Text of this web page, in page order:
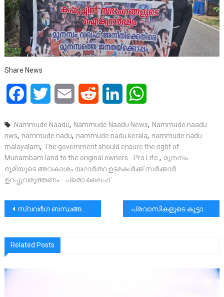
Share News
FacebookTwitter Email Reddit LinkedIn
Nammude Naadu, Nammude Naadu News, Nammude naadu
nws, nammude nadu, nammude nadu kerala, nammude nadu
malayalam, The government should ensure the right of
Munambam land to the original owners.- Pro Life., മുനമ്പം
ഭൂമിയുടെ അവകാശം യഥാർത്ഥ ഉടമകൾക്ക് സർക്കാർ
ഉറപ്പുവരുത്തണം.- പ്രൊ ലൈഫ്.
പോസ്റ്റുകളിലൂടെ
സ്വവർഗ ബന്ധങ്ങളെ പ്രോത്സാഹിപ്പിക്കുന്ന വിധിയ്ക്കെതിരെ ഒരുമിച്ച് കൂടിയത് 11 ലക്ഷം കൊറിയൻ ക്രൈസ്തവര്‍ പ്രവാസികളുടെ കൂട്ടായ്മയിൽ രൂപംകൊണ്ട സിഎൻ ​ഗ്ലോബൽ മൂവീസ് ടീമിൻ്റെ ആദ്യചിത്രമായ “സ്വർ​ഗം” നവംബർ 8-ന് ലോകമെമ്പാടുമുള്ള തീയറ്ററുകളിൽ റിലീസ് ചെയ്യും.
Related Posts